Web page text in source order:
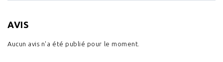
AVIS
Aucun avis n'a été publié pour le moment.